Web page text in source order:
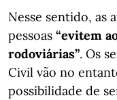
Nesse sentido, as
pessoas “evitem
rodoviárias”. Os
Civil vão no
possibilidade de